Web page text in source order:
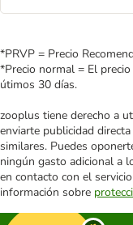
*PRVP = Precio
*Precio normal = El
útimos 30 días.
zooplus tiene derecho a
enviarte publicidad
similares. Puedes
ningún gasto adicional a
en contacto con el
información sobre